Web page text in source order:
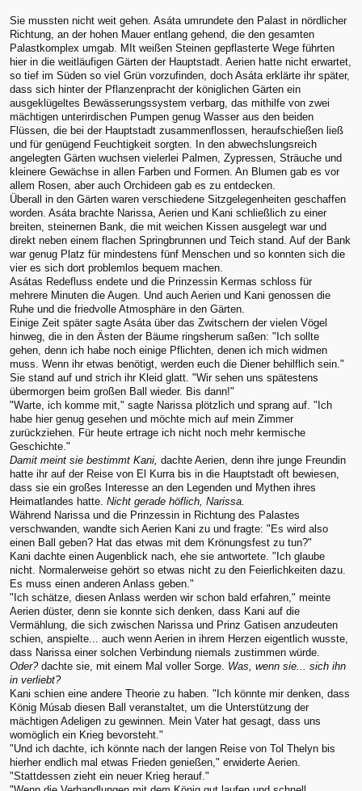
Sie mussten nicht weit gehen. Asáta umrundete den Palast in nördlicher
Richtung, an der hohen Mauer entlang gehend, die den gesamten
Palastkomplex umgab. MIt weißen Steinen gepflasterte Wege führten
hier in die weitläufigen Gärten der Hauptstadt. Aerien hatte nicht erwartet,
so tief im Süden so viel Grün vorzufinden, doch Asáta erklärte ihr später,
dass sich hinter der Pflanzenpracht der königlichen Gärten ein
ausgeklügeltes Bewässerungssystem verbarg, das mithilfe von zwei
mächtigen unterirdischen Pumpen genug Wasser aus den beiden
Flüssen, die bei der Hauptstadt zusammenflossen, heraufschießen ließ
und für genügend Feuchtigkeit sorgten. In den abwechslungsreich
angelegten Gärten wuchsen vielerlei Palmen, Zypressen, Sträuche und
kleinere Gewächse in allen Farben und Formen. An Blumen gab es vor
allem Rosen, aber auch Orchideen gab es zu entdecken.
Überall in den Gärten waren verschiedene Sitzgelegenheiten geschaffen
worden. Asáta brachte Narissa, Aerien und Kani schließlich zu einer
breiten, steinernen Bank, die mit weichen Kissen ausgelegt war und
direkt neben einem flachen Springbrunnen und Teich stand. Auf der Bank
war genug Platz für mindestens fünf Menschen und so konnten sich die
vier es sich dort problemlos bequem machen.
Asátas Redefluss endete und die Prinzessin Kermas schloss für
mehrere Minuten die Augen. Und auch Aerien und Kani genossen die
Ruhe und die friedvolle Atmosphäre in den Gärten.
Einige Zeit später sagte Asáta über das Zwitschern der vielen Vögel
hinweg, die in den Ästen der Bäume ringsherum saßen: "Ich sollte
gehen, denn ich habe noch einige Pflichten, denen ich mich widmen
muss. Wenn ihr etwas benötigt, werden euch die Diener behilflich sein."
Sie stand auf und strich ihr Kleid glatt. "Wir sehen uns spätestens
übermorgen beim großen Ball wieder. Bis dann!"
"Warte, ich komme mit," sagte Narissa plötzlich und sprang auf. "Ich
habe hier genug gesehen und möchte mich auf mein Zimmer
zurückziehen. Für heute ertrage ich nicht noch mehr kermische
Geschichte."
Damit meint sie bestimmt Kani, dachte Aerien, denn ihre junge Freundin
hatte ihr auf der Reise von El Kurra bis in die Hauptstadt oft bewiesen,
dass sie ein großes Interesse an den Legenden und Mythen ihres
Heimatlandes hatte. Nicht gerade höflich, Narissa.
Während Narissa und die Prinzessin in Richtung des Palastes
verschwanden, wandte sich Aerien Kani zu und fragte: "Es wird also
einen Ball geben? Hat das etwas mit dem Krönungsfest zu tun?"
Kani dachte einen Augenblick nach, ehe sie antwortete. "Ich glaube
nicht. Normalerweise gehört so etwas nicht zu den Feierlichkeiten dazu.
Es muss einen anderen Anlass geben."
"Ich schätze, diesen Anlass werden wir schon bald erfahren," meinte
Aerien düster, denn sie konnte sich denken, dass Kani auf die
Vermählung, die sich zwischen Narissa und Prinz Gatisen anzudeuten
schien, anspielte... auch wenn Aerien in ihrem Herzen eigentlich wusste,
dass Narissa einer solchen Verbindung niemals zustimmen würde.
Oder?dachte sie, mit einem Mal voller Sorge. Was, wenn sie... sich ihn
in verliebt?
Kani schien eine andere Theorie zu haben. "Ich könnte mir denken, dass
König Músab diesen Ball veranstaltet, um die Unterstützung der
mächtigen Adeligen zu gewinnen. Mein Vater hat gesagt, dass uns
womöglich ein Krieg bevorsteht."
"Und ich dachte, ich könnte nach der langen Reise von Tol Thelyn bis
hierher endlich mal etwas Frieden genießen," erwiderte Aerien.
"Stattdessen zieht ein neuer Krieg herauf."